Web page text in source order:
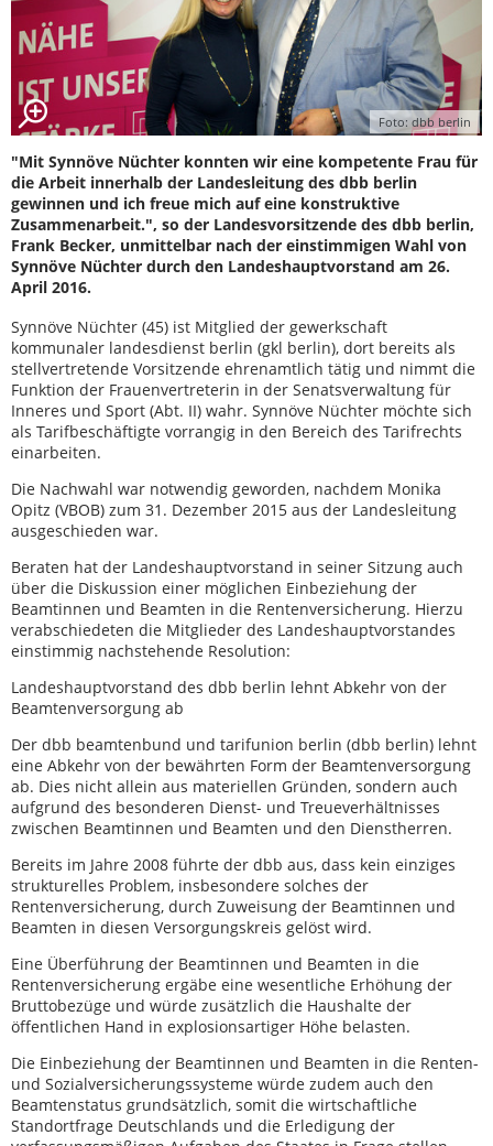
Foto: dbb berlin
"Mit Synnöve Nüchter konnten wir eine kompetente Frau für
die Arbeit innerhalb der Landesleitung des dbb berlin
gewinnen und ich freue mich auf eine konstruktive
Zusammenarbeit.", so der Landesvorsitzende des dbb berlin,
Frank Becker, unmittelbar nach der einstimmigen Wahl von
Synnöve Nüchter durch den Landeshauptvorstand am 26.
April 2016.
Synnöve Nüchter (45) ist Mitglied der gewerkschaft
kommunaler landesdienst berlin (gkl berlin), dort bereits als
stellvertretende Vorsitzende ehrenamtlich tätig und nimmt die
Funktion der Frauenvertreterin in der Senatsverwaltung für
Inneres und Sport (Abt. II) wahr. Synnöve Nüchter möchte sich
als Tarifbeschäftigte vorrangig in den Bereich des Tarifrechts
einarbeiten.
Die Nachwahl war notwendig geworden, nachdem Monika
Opitz (VBOB) zum 31. Dezember 2015 aus der Landesleitung
ausgeschieden war.
Beraten hat der Landeshauptvorstand in seiner Sitzung auch
über die Diskussion einer möglichen Einbeziehung der
Beamtinnen und Beamten in die Rentenversicherung. Hierzu
verabschiedeten die Mitglieder des Landeshauptvorstandes
einstimmig nachstehende Resolution:
Landeshauptvorstand des dbb berlin lehnt Abkehr von der
Beamtenversorgung ab
Der dbb beamtenbund und tarifunion berlin (dbb berlin) lehnt
eine Abkehr von der bewährten Form der Beamtenversorgung
ab. Dies nicht allein aus materiellen Gründen, sondern auch
aufgrund des besonderen Dienst- und Treueverhältnisses
zwischen Beamtinnen und Beamten und den Dienstherren.
Bereits im Jahre 2008 führte der dbb aus, dass kein einziges
strukturelles Problem, insbesondere solches der
Rentenversicherung, durch Zuweisung der Beamtinnen und
Beamten in diesen Versorgungskreis gelöst wird.
Eine Überführung der Beamtinnen und Beamten in die
Rentenversicherung ergäbe eine wesentliche Erhöhung der
Bruttobezüge und würde zusätzlich die Haushalte der
öffentlichen Hand in explosionsartiger Höhe belasten.
Die Einbeziehung der Beamtinnen und Beamten in die Renten-
und Sozialversicherungssysteme würde zudem auch den
Beamtenstatus grundsätzlich, somit die wirtschaftliche
Standortfrage Deutschlands und die Erledigung der